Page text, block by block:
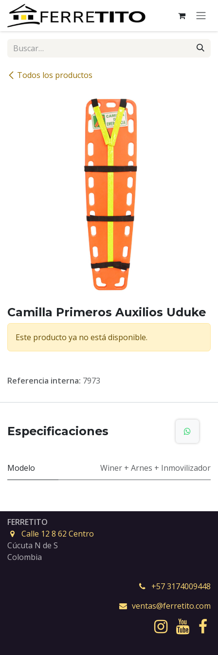
Ir al contenido
Todos los productos
Camilla Primeros Auxilios Uduke
Este producto ya no está disponible.
Referencia interna: 7973
Especificaciones
Modelo Winer + Arnes + Inmovilizador
FERRETITO
Calle 12 8 62 Centro
Cúcuta N de S
Colombia
+57 3174009448
ventas@ferretito.com